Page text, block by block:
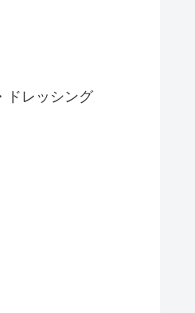
ドレッシング